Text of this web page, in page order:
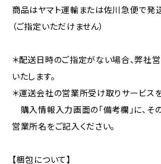
商品はヤマト運輸または佐川急便で発送
（ご指定いただけません）
＊配送日時のご指定がない場合、弊社
いたします。
＊運送会社の営業所受け取りサービス
購入情報入力画面の「備考欄」に、そ
営業所名をご記入ください。
【梱包について】